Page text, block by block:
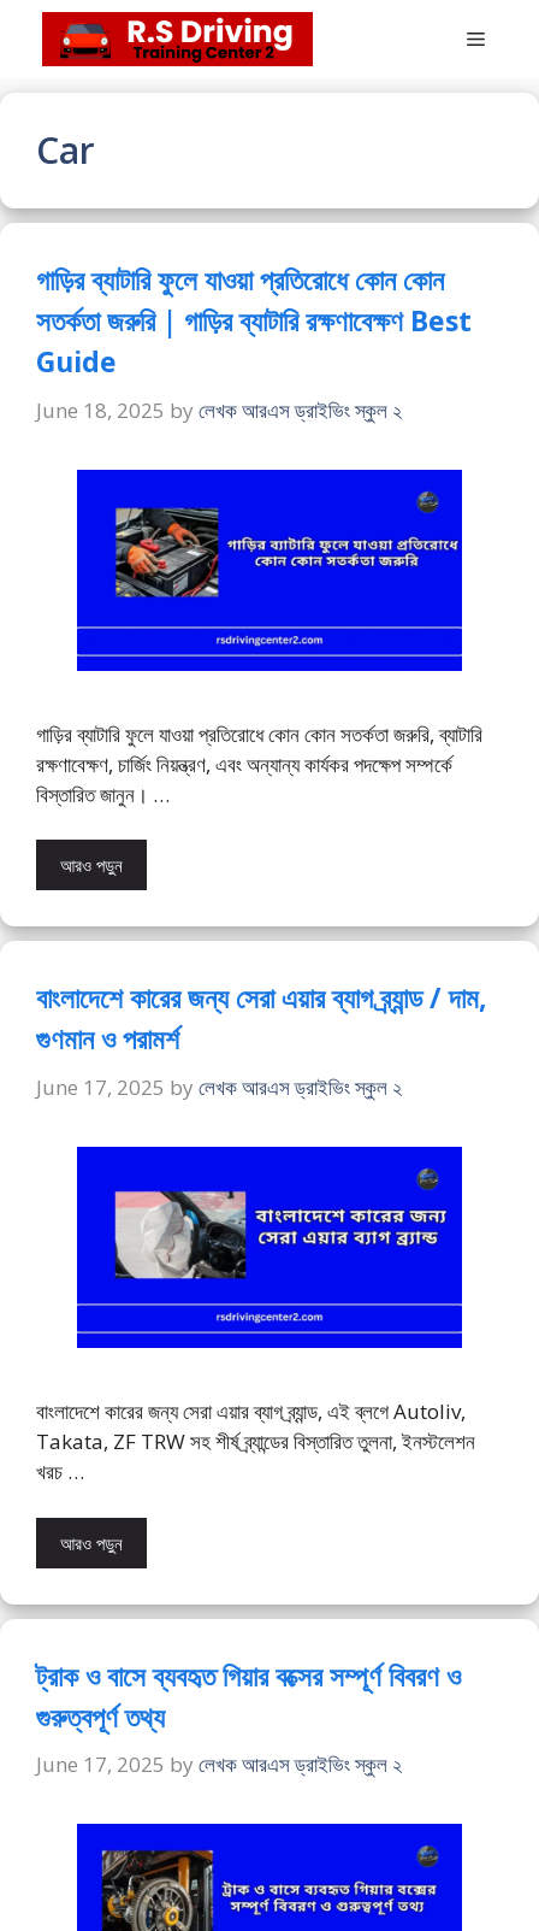
content
Menu
Car
গাড়ির ব্যাটারি ফুলে যাওয়া প্রতিরোধে কোন কোন
সতর্কতা জরুরি | গাড়ির ব্যাটারি রক্ষণাবেক্ষণ Best
Guide
June 18, 2025 by লেখক আরএস ড্রাইভিং স্কুল ২
গাড়ির ব্যাটারি ফুলে যাওয়া প্রতিরোধে কোন কোন সতর্কতা জরুরি, ব্যাটারি
রক্ষণাবেক্ষণ, চার্জিং নিয়ন্ত্রণ, এবং অন্যান্য কার্যকর পদক্ষেপ সম্পর্কে
বিস্তারিত জানুন। …
আরও পড়ুন
বাংলাদেশে কারের জন্য সেরা এয়ার ব্যাগ ব্র্যান্ড / দাম,
গুণমান ও পরামর্শ
June 17, 2025 by লেখক আরএস ড্রাইভিং স্কুল ২
বাংলাদেশে কারের জন্য সেরা এয়ার ব্যাগ ব্র্যান্ড, এই ব্লগে Autoliv,
Takata, ZF TRW সহ শীর্ষ ব্র্যান্ডের বিস্তারিত তুলনা, ইনস্টলেশন
খরচ …
আরও পড়ুন
ট্রাক ও বাসে ব্যবহৃত গিয়ার বক্সের সম্পূর্ণ বিবরণ ও
গুরুত্বপূর্ণ তথ্য
June 17, 2025 by লেখক আরএস ড্রাইভিং স্কুল ২